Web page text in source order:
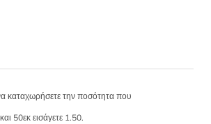
καταχωρήσετε την ποσότητα που
50εκ εισάγετε 1.50.